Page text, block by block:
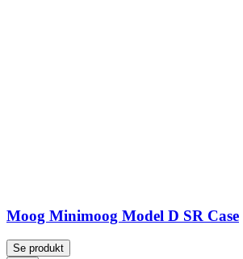
Moog Minimoog Model D SR Case
Se produkt